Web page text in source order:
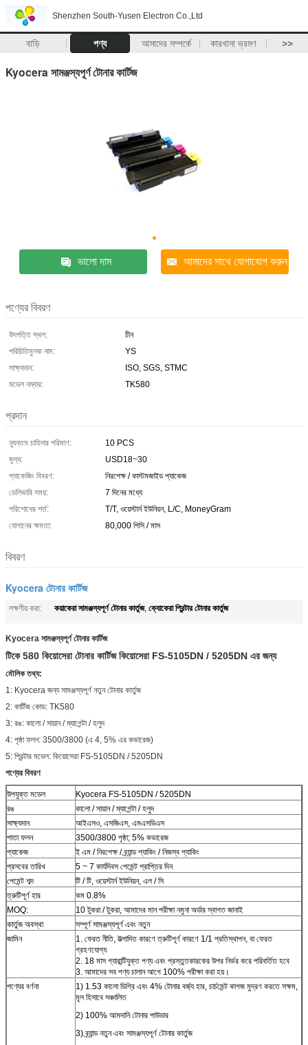
Shenzhen South-Yusen Electron Co.,Ltd
বাড়ি পণ্য আমাদের সম্পর্কে কারখানা ভ্রমণ >>
Kyocera সামঞ্জস্যপূর্ণ টোনার কার্টিজ
ভালো দাম আমাদের সাথে যোগাযোগ করুন
পণ্যের বিবরণ
উৎপত্তি স্থল:
চীন
পরিচিতিমুলক নাম:
YS
সাক্ষ্যদান:
ISO, SGS, STMC
মডেল নম্বার:
TK580
প্রদান
ন্যূনতম চাহিদার পরিমাণ:
10 PCS
মূল্য:
USD18~30
প্যাকেজিং বিবরণ:
নিরপেক্ষ / কাস্টমজাইড প্যাকেজ
ডেলিভারি সময়:
7 দিনের মধ্যে
পরিশোধের শর্ত:
T/T, ওয়েস্টার্ন ইউনিয়ন, L/C, MoneyGram
যোগানের ক্ষমতা:
80,000 পিসি / মাস
বিবরণ
Kyocera টোনার কার্টিজ
লক্ষণীয় করা: কয়াকেরা সামঞ্জস্যপূর্ণ টোনার কার্তুজ, ক্যোকেরা প্রিন্টার টোনার কার্তুজ
Kyocera সামঞ্জস্যপূর্ণ টোনার কার্টিজ
টিকে 580 কিয়োসেরা টোনার কার্টিজ কিয়োসেরা FS-5105DN / 5205DN এর জন্য
মৌলিক তথ্য:
1: Kyocera জন্য সামঞ্জস্যপূর্ণ নতুন টোনার কার্তুজ
2: কার্টিজ কোড: TK580
3: রঙ: কালো / সায়ান / ম্যাগেন্টা / হলুদ
4: পৃষ্ঠা ফলন: 3500/3800 (এ 4, 5% এর কভারেজ)
5: প্রিন্টার মডেল: কিয়োসেরা FS-5105DN / 5205DN
পণ্যের বিবরণ
উপযুক্ত মডেল
Kyocera FS-5105DN / 5205DN
রঙ
কালো / সায়ান / ম্যাগেন্টা / হলুদ
সাক্ষ্যদান
আইএসও, এসজিএস, এমএসডিএস
পাতা ফলন
3500/3800 পৃষ্ঠা; 5% কভারেজ
প্যাকেজ
ই এম / নিরপেক্ষ / ব্র্যান্ড প্যাকিং / নিজস্ব প্যাকিং
প্রসবের তারিখ
5 ~ 7 কার্যদিবস পেমেন্ট প্রাপ্তির দিন
পেমেন্ট শব্দ
টি / টি, ওয়েস্টার্ন ইউনিয়ন, এল / সি
ত্রুটিপূর্ণ হার
কম 0.8%
MOQ:
10 টুকরা / টুকরা, আমাদের মান পরীক্ষা নমুনা অর্ডার স্বাগত জানাই
কার্তুজ অবস্থা
সম্পূর্ণ সামঞ্জস্যপূর্ণ এবং নতুন
জামিন
1. ফেরত নীতি, উত্পাদিত কারণে ত্রুটিপূর্ণ কারণে 1/1 প্রতিস্থাপন, বা ফেরত
গ্রহণযোগ্য
2. 18 মাস গ্যারান্টিযুক্ত পণ্য এবং প্রস্তুতকারকের উপর নির্ভর করে পরিবর্তিত হবে
3. আমাদের সব পণ্য চালান আগে 100% পরীক্ষা করা হয়।
পণ্যের বর্ণনা
1) 1.53 কালো ডিগ্রি এবং 4% টোনার বর্জ্য হার, চার্চমেন্ট কাগজ মুদ্রণ করতে সক্ষম,
মূল হিসাবে সঞ্চালিত
2) 100% আমদানি টোনার পাউডার
3) ব্র্যান্ড নতুন এবং সামঞ্জস্যপূর্ণ টোনার কার্তুজ